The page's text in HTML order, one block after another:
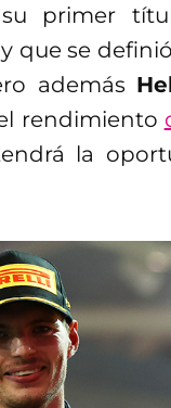
primer
que se
además
rendimiento
la